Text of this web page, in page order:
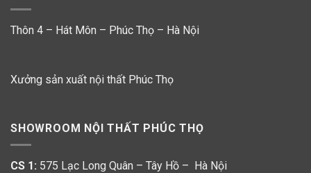
Thôn 4 – Hát Môn – Phúc Thọ – Hà Nội
Xưởng sản xuất nội thất Phúc Thọ
SHOWROOM NỘI THẤT PHÚC THỌ
CS 1: 575 Lạc Long Quân – Tây Hồ – Hà Nội